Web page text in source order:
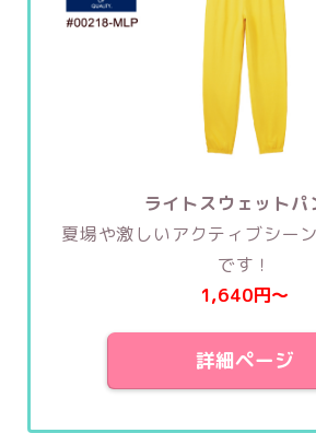
ライトスウェットパ
夏場や激しいアクティブシー
です！
1,640円〜
詳細ページ